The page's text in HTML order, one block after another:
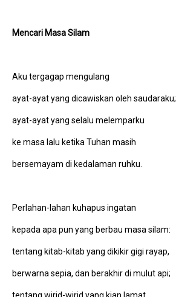
Mencari Masa Silam
Aku tergagap mengulang
ayat-ayat yang dicawiskan oleh saudaraku;
ayat-ayat yang selalu melemparku
ke masa lalu ketika Tuhan masih
bersemayam di kedalaman ruhku.
Perlahan-lahan kuhapus ingatan
kepada apa pun yang berbau masa silam:
tentang kitab-kitab yang dikikir gigi rayap,
berwarna sepia, dan berakhir di mulut api;